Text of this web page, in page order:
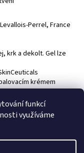
funkcí
využíváme
Perrel, France
krk a dekolt. Gel lze
krémem
s retinolem,
velkým